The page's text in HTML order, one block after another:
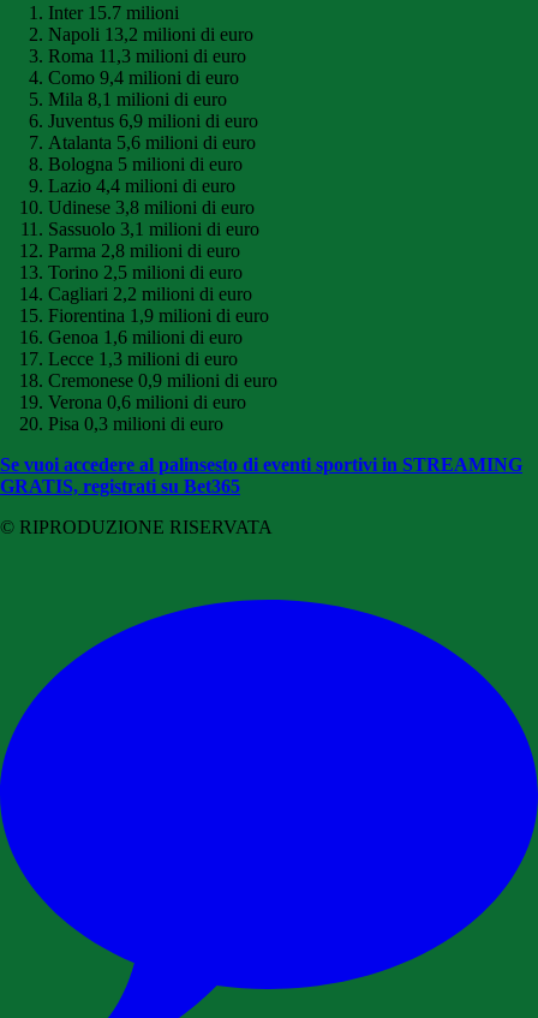
Inter 15.7 milioni
Napoli 13,2 milioni di euro
Roma 11,3 milioni di euro
Como 9,4 milioni di euro
Mila 8,1 milioni di euro
Juventus 6,9 milioni di euro
Atalanta 5,6 milioni di euro
Bologna 5 milioni di euro
Lazio 4,4 milioni di euro
Udinese 3,8 milioni di euro
Sassuolo 3,1 milioni di euro
Parma 2,8 milioni di euro
Torino 2,5 milioni di euro
Cagliari 2,2 milioni di euro
Fiorentina 1,9 milioni di euro
Genoa 1,6 milioni di euro
Lecce 1,3 milioni di euro
Cremonese 0,9 milioni di euro
Verona 0,6 milioni di euro
Pisa 0,3 milioni di euro
Se vuoi accedere al palinsesto di eventi sportivi in STREAMING
GRATIS, registrati su Bet365
© RIPRODUZIONE RISERVATA